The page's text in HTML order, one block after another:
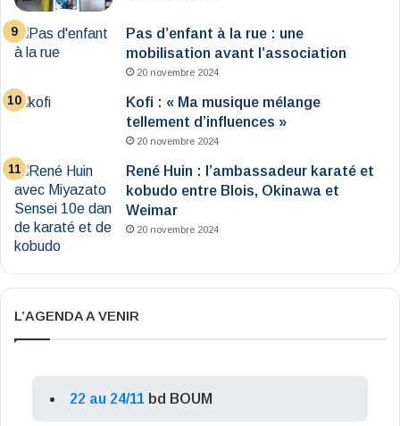
Pas d’enfant à la rue : une
mobilisation avant l’association
20 novembre 2024
Kofi : « Ma musique mélange
tellement d’influences »
20 novembre 2024
René Huin : l’ambassadeur karaté et
kobudo entre Blois, Okinawa et
Weimar
20 novembre 2024
L’AGENDA A VENIR
22 au 24/11 bd BOUM